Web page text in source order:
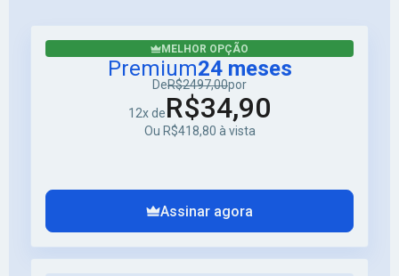
MELHOR OPÇÃO
Premium24 meses
DeR$2497,00por
12x deR$34,90
Ou R$418,80 à vista
Assinar agora